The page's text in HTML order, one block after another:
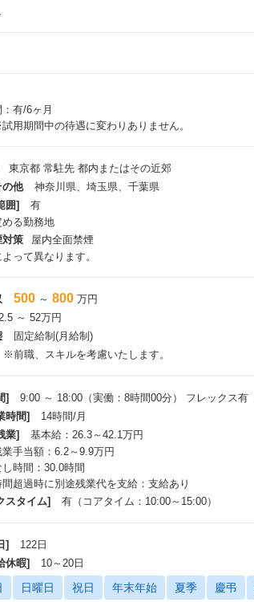
有/6ヶ月
用期間中の待遇に変わりありません。
東京都 常駐先 都内またはその近郊
の他
神奈川県、埼玉県、千葉県
囲]
有
る勤務地
対策
屋内全面禁煙
って異なります。
500 ～ 800 万円
～ 52万円
固定給制(月給制)
※前職、スキルを考慮いたします。
]
9:00 ～ 18:00（実働：8時間00分） フレックス
時間]
14時間/月
業]
基本給：26.3～42.1万円
手当額：6.2～9.9万円
し時間：30.0時間
超過時に別途残業代を支給：支給あり
スタイム]
有（コアタイム：10:00～15:00）
]
122日
休暇]
10～20日
日曜日 祝日 年末年始 夏季 慶弔